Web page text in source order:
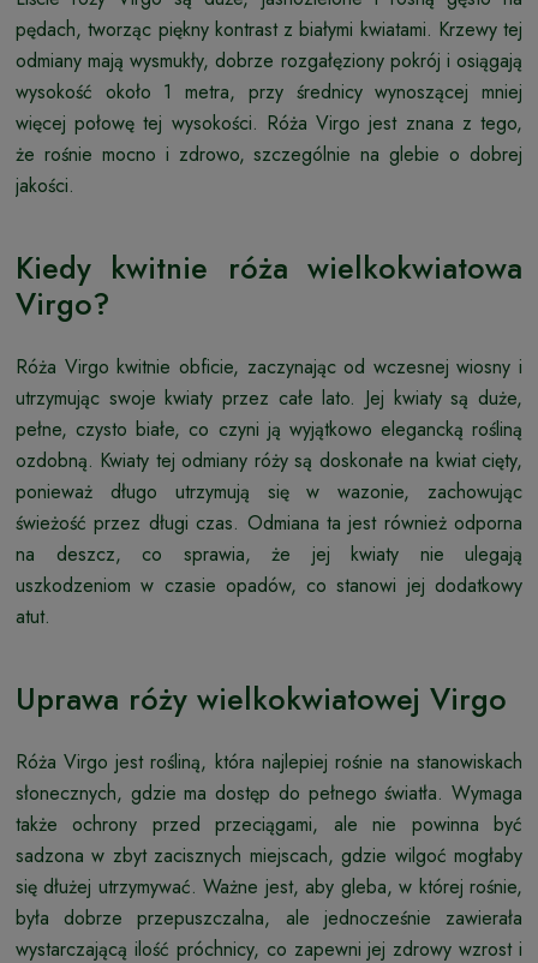
pędach, tworząc piękny kontrast z białymi kwiatami. Krzewy tej
odmiany mają wysmukły, dobrze rozgałęziony pokrój i osiągają
wysokość około 1 metra, przy średnicy wynoszącej mniej
więcej połowę tej wysokości. Róża Virgo jest znana z tego,
że rośnie mocno i zdrowo, szczególnie na glebie o dobrej
jakości.
Kiedy kwitnie róża wielkokwiatowa
Virgo?
Róża Virgo kwitnie obficie, zaczynając od wczesnej wiosny i
utrzymując swoje kwiaty przez całe lato. Jej kwiaty są duże,
pełne, czysto białe, co czyni ją wyjątkowo elegancką rośliną
ozdobną. Kwiaty tej odmiany róży są doskonałe na kwiat cięty,
ponieważ długo utrzymują się w wazonie, zachowując
świeżość przez długi czas. Odmiana ta jest również odporna
na deszcz, co sprawia, że jej kwiaty nie ulegają
uszkodzeniom w czasie opadów, co stanowi jej dodatkowy
atut.
Uprawa róży wielkokwiatowej Virgo
Róża Virgo jest rośliną, która najlepiej rośnie na stanowiskach
słonecznych, gdzie ma dostęp do pełnego światła. Wymaga
także ochrony przed przeciągami, ale nie powinna być
sadzona w zbyt zacisznych miejscach, gdzie wilgoć mogłaby
się dłużej utrzymywać. Ważne jest, aby gleba, w której rośnie,
była dobrze przepuszczalna, ale jednocześnie zawierała
wystarczającą ilość próchnicy, co zapewni jej zdrowy wzrost i